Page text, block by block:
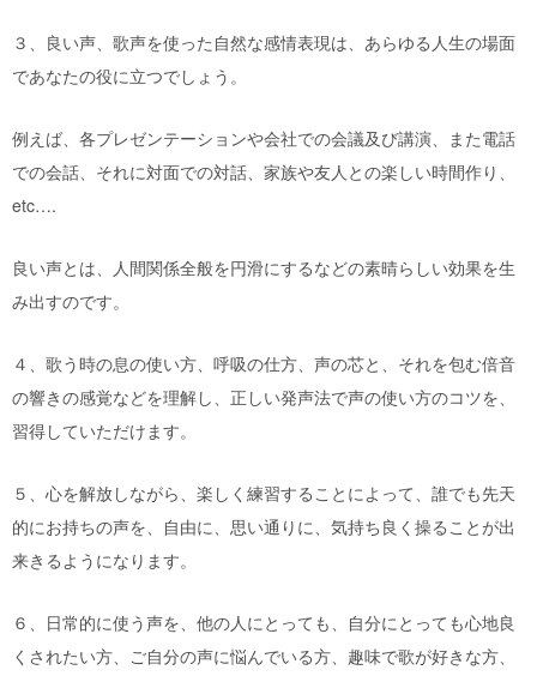
３、良い声、歌声を使った自然な感情表現は、あらゆる人生の場面
であなたの役に立つでしょう。
例えば、各プレゼンテーションや会社での会議及び講演、また電話
での会話、それに対面での対話、家族や友人との楽しい時間作り、
etc….
良い声とは、人間関係全般を円滑にするなどの素晴らしい効果を生
み出すのです。
４、歌う時の息の使い方、呼吸の仕方、声の芯と、それを包む倍音
の響きの感覚などを理解し、正しい発声法で声の使い方のコツを、
習得していただけます。
５、心を解放しながら、楽しく練習することによって、誰でも先天
的にお持ちの声を、自由に、思い通りに、気持ち良く操ることが出
来きるようになります。
６、日常的に使う声を、他の人にとっても、自分にとっても心地良
くされたい方、ご自分の声に悩んでいる方、趣味で歌が好きな方、